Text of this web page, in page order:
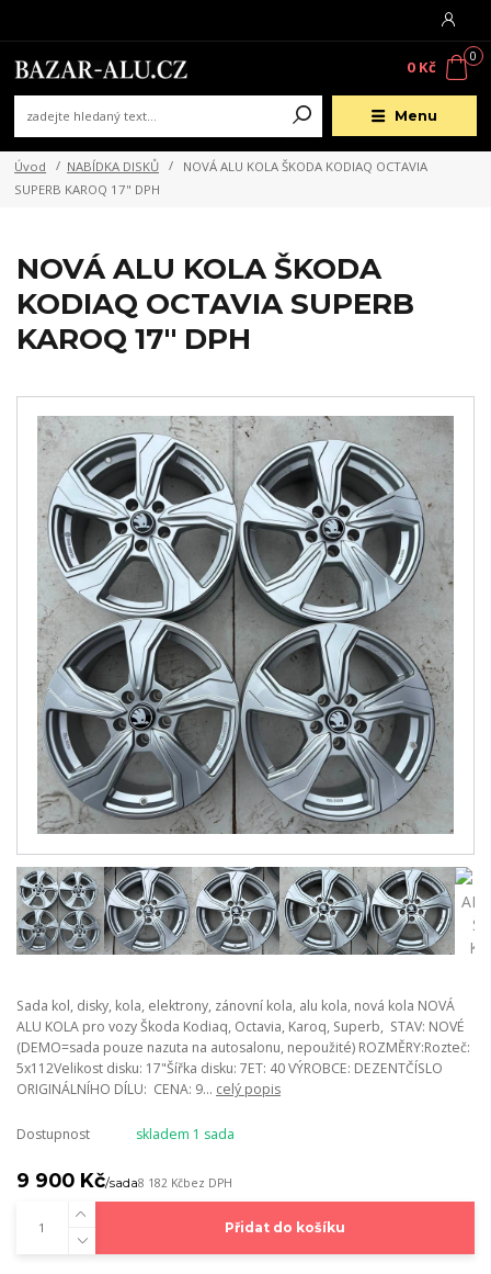
Menu
0
0 Kč
Úvod NABÍDKA DISKŮ
NOVÁ ALU KOLA ŠKODA KODIAQ OCTAVIA
SUPERB KAROQ 17" DPH
NOVÁ ALU KOLA ŠKODA
KODIAQ OCTAVIA SUPERB
KAROQ 17" DPH
Sada kol, disky, kola, elektrony, zánovní kola, alu kola, nová kola NOVÁ
ALU KOLA pro vozy Škoda Kodiaq, Octavia, Karoq, Superb, STAV: NOVÉ
(DEMO=sada pouze nazuta na autosalonu, nepoužité) ROZMĚRY:Rozteč:
5x112Velikost disku: 17"Šířka disku: 7ET: 40 VÝROBCE: DEZENTČÍSLO
ORIGINÁLNÍHO DÍLU: CENA: 9... celý popis
Dostupnost skladem 1 sada
9 900 Kč/sada8 182 Kčbez DPH
Přidat do košíku